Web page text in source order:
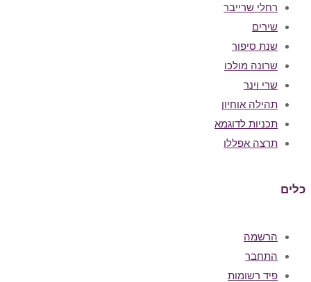
רחלי שרייבר
שירים
שנת סיפור
שרונה מולכו
שרי וינר
תהילה אוחיון
תכניות לדוגמא
תרצה אפללו
כלים
הרשמה
התחבר
פיד רשומות